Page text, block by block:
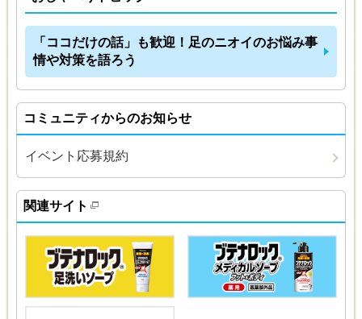
「ココだけの話」も歓迎！足のニオイのお悩み事
情や対策を語ろう
コミュニティからのお知らせ
イベント応募規約
関連サイト